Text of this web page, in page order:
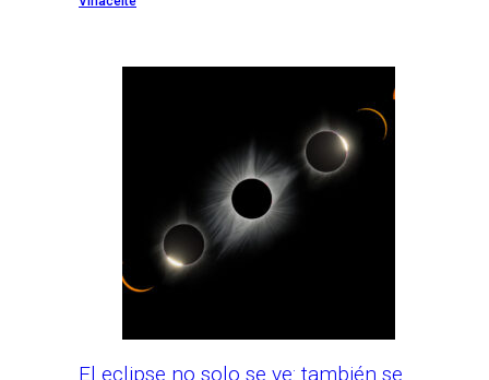
El eclipse no solo se ve: también se